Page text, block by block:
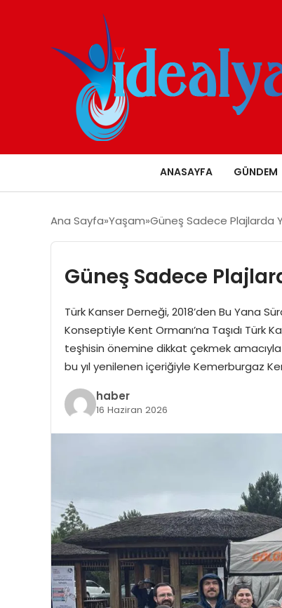
ANASAYFA GÜNDEM
Ana Sayfa Yaşam Güneş Sadece Plajlarda
Güneş Sadece
Türk Kanser Derneği, 2018’den Bu Yana
Konseptiyle Kent Ormanı’na Taşıdı Türk
teşhisin önemine dikkat çekmek amacıyla
bu yıl yenilenen içeriğiyle Kemerburgaz
haber
16 Haziran 2026